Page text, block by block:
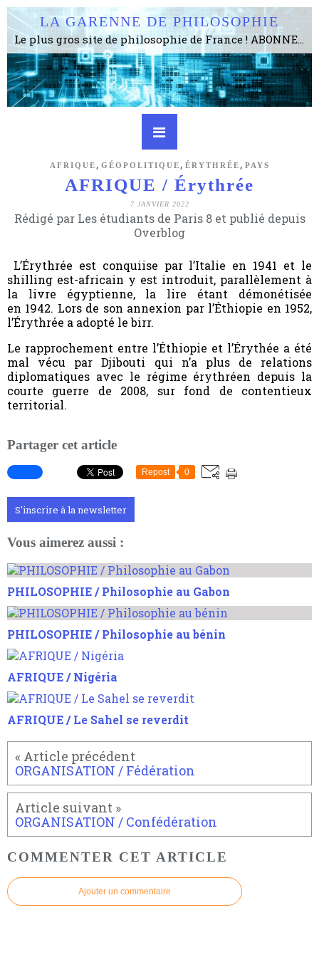
LA GARENNE DE PHILOSOPHIE
Le plus gros site de philosophie de France ! ABONNEZ-VOUS ! 4115 Articles, 1634 abonné·e·s, depuis 2006 . . . . . . . . 2 852 214 pages vues jusqu'à présent. Prestance et être apte à un plus grand nombre de choses.
AFRIQUE , GÉOPOLITIQUE , ÉRYTHRÉE , PAYS
AFRIQUE / Érythrée
7 JANVIER 2022
Rédigé par Les étudiants de Paris 8 et publié depuis
Overblog
L’Érythrée est conquiise par l’Italie en 1941 et le
shilling est-africain y est introduit, parallèlement à
la livre égyptienne, la lire étant démonétisée
en 1942. Lors de son annexion par l’Éthiopie en 1952,
l’Érythrée a adopté le birr.
Le rapprochement entre l’Éthiopie et l’Érythée a été
mal vécu par Djibouti qui n’a plus de relations
diplomatiques avec le régime érythréen depuis la
courte guerre de 2008, sur fond de contentieux
territorial.
Partager cet article
Repost 0
S'inscrire à la newsletter
Vous aimerez aussi :
PHILOSOPHIE / Philosophie au Gabon
PHILOSOPHIE / Philosophie au bénin
AFRIQUE / Nigéria
AFRIQUE / Le Sahel se reverdit
ORGANISATION / Fédération
ORGANISATION / Confédération
COMMENTER CET ARTICLE
Ajouter un commentaire